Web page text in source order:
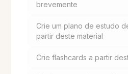
brevemente
Crie um plano de estudo
partir deste material
Crie flashcards a partir